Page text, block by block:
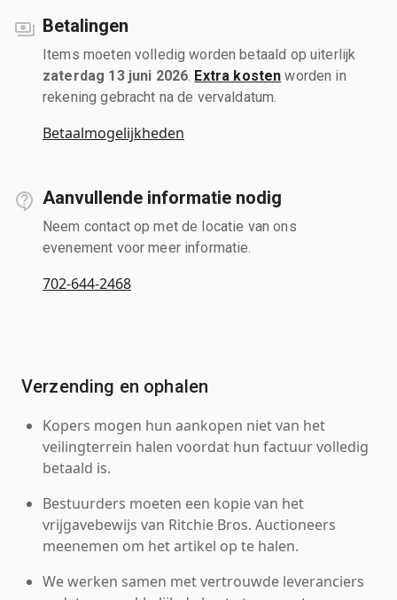
Betalingen
Items moeten volledig worden betaald op uiterlijk
zaterdag 13 juni 2026 Extra kosten worden in
rekening gebracht na de vervaldatum.
Betaalmogelijkheden
Aanvullende informatie nodig
Neem contact op met de locatie van ons
evenement voor meer informatie.
702-644-2468
Verzending en ophalen
Kopers mogen hun aankopen niet van het
veilingterrein halen voordat hun factuur volledig
betaald is.
Bestuurders moeten een kopie van het
vrijgavebewijs van Ritchie Bros. Auctioneers
meenemen om het artikel op te halen.
We werken samen met vertrouwde leveranciers